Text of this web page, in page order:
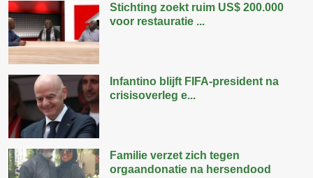
Stichting zoekt ruim US$ 200.000
voor restauratie ...
Infantino blijft FIFA-president na
crisisoverleg e...
Familie verzet zich tegen
orgaandonatie na hersendood